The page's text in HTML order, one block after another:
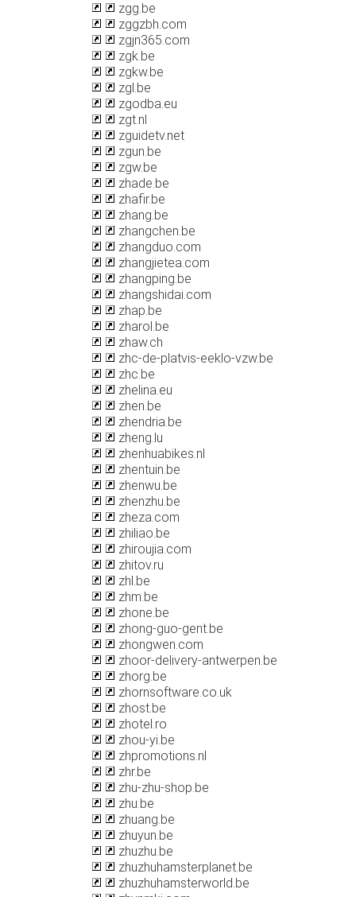
zgg.be
zggzbh.com
zgjn365.com
zgk.be
zgkw.be
zgl.be
zgodba.eu
zgt.nl
zguidetv.net
zgun.be
zgw.be
zhade.be
zhafir.be
zhang.be
zhangchen.be
zhangduo.com
zhangjietea.com
zhangping.be
zhangshidai.com
zhap.be
zharol.be
zhaw.ch
zhc-de-platvis-eeklo-vzw.be
zhc.be
zhelina.eu
zhen.be
zhendria.be
zheng.lu
zhenhuabikes.nl
zhentuin.be
zhenwu.be
zhenzhu.be
zheza.com
zhiliao.be
zhiroujia.com
zhitov.ru
zhl.be
zhm.be
zhone.be
zhong-guo-gent.be
zhongwen.com
zhoor-delivery-antwerpen.be
zhorg.be
zhornsoftware.co.uk
zhost.be
zhotel.ro
zhou-yi.be
zhpromotions.nl
zhr.be
zhu-zhu-shop.be
zhu.be
zhuang.be
zhuyun.be
zhuzhu.be
zhuzhuhamsterplanet.be
zhuzhuhamsterworld.be